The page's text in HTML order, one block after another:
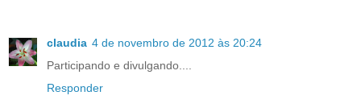
claudia 4 de novembro de 2012 às 20:24
Participando e divulgando....
Responder